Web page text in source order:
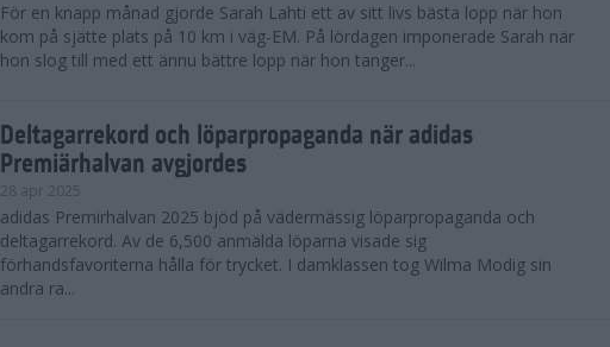
För en knapp månad gjorde Sarah Lahti ett av sitt livs bästa lopp när hon
kom på sjätte plats på 10 km i väg-EM. På lördagen imponerade Sarah när
hon slog till med ett ännu bättre lopp när hon tanger...
Deltagarrekord och löparpropaganda när adidas
Premiärhalvan avgjordes
28 apr 2025
adidas Premirhalvan 2025 bjöd på vädermässig löparpropaganda och
deltagarrekord. Av de 6,500 anmälda löparna visade sig
förhandsfavoriterna hålla för trycket. I damklassen tog Wilma Modig sin
andra ra...